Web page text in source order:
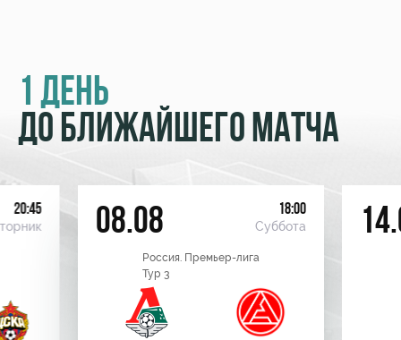
1 ДЕНЬ
ДО БЛИЖАЙШЕГО МАТЧА
20:45 08.08 18:00
Суббота
Россия. Премьер-лига
Тур 3